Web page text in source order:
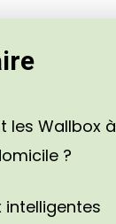
les Wallbox à
?
intelligentes